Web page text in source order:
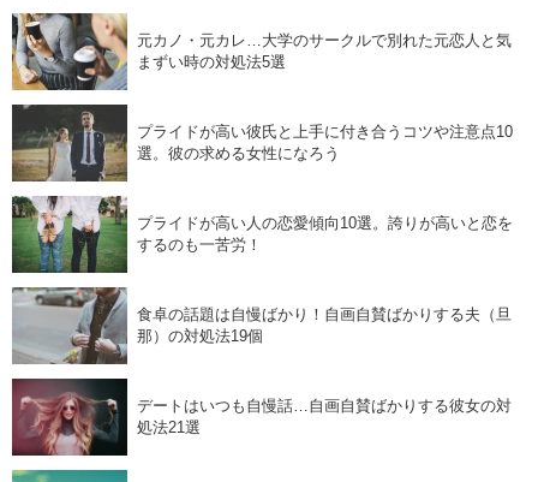
元カノ・元カレ…大学のサークルで別れた元恋人と気
まずい時の対処法5選
プライドが高い彼氏と上手に付き合うコツや注意点10
選。彼の求める女性になろう
プライドが高い人の恋愛傾向10選。誇りが高いと恋を
するのも一苦労！
食卓の話題は自慢ばかり！自画自賛ばかりする夫（旦
那）の対処法19個
デートはいつも自慢話…自画自賛ばかりする彼女の対
処法21選